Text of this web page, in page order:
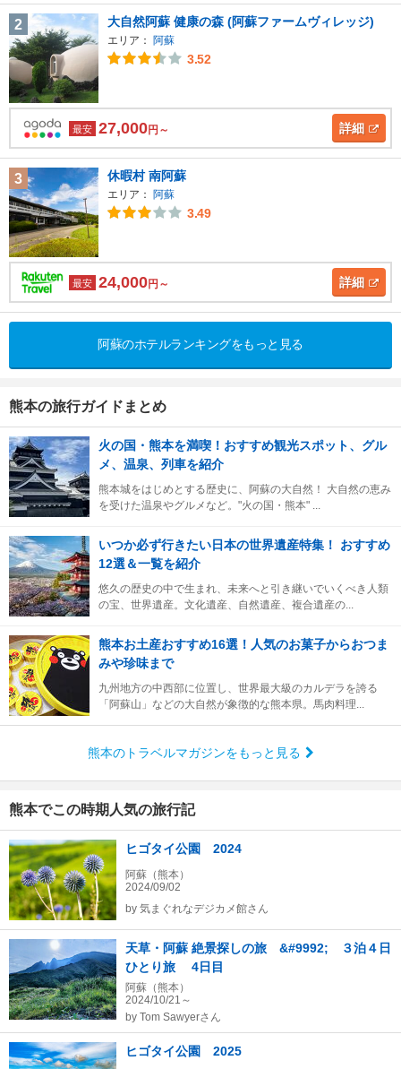
2 大自然阿蘇 健康の森 (阿蘇ファームヴィレッジ)
エリア： 阿蘇
3.52
最安 27,000円～ 詳細
3 休暇村 南阿蘇
エリア： 阿蘇
3.49
最安 24,000円～ 詳細
阿蘇のホテルランキングをもっと見る
熊本の旅行ガイドまとめ
火の国・熊本を満喫！おすすめ観光スポット、グル
メ、温泉、列車を紹介
熊本城をはじめとする歴史に、阿蘇の大自然！ 大自然の恵み
を受けた温泉やグルメなど。"火の国・熊本" ...
いつか必ず行きたい日本の世界遺産特集！ おすすめ
12選＆一覧を紹介
悠久の歴史の中で生まれ、未来へと引き継いでいくべき人類
の宝、世界遺産。文化遺産、自然遺産、複合遺産の...
熊本お土産おすすめ16選！人気のお菓子からおつま
みや珍味まで
九州地方の中西部に位置し、世界最大級のカルデラを誇る
「阿蘇山」などの大自然が象徴的な熊本県。馬肉料理...
熊本のトラベルマガジンをもっと見る
熊本でこの時期人気の旅行記
ヒゴタイ公園 2024
阿蘇（熊本）
2024/09/02
by 気まぐれなデジカメ館さん
天草・阿蘇 絶景探しの旅 &#9992; ３泊４日
ひとり旅 4日目
阿蘇（熊本）
2024/10/21～
by Tom Sawyerさん
ヒゴタイ公園 2025